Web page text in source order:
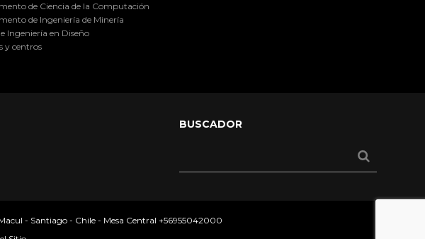
de Ciencia de la Computación
de Ingeniería de Minería
Ingeniería en Diseño
y centros
BUSCADOR
- Santiago - Chile - Mesa Central +56955042000